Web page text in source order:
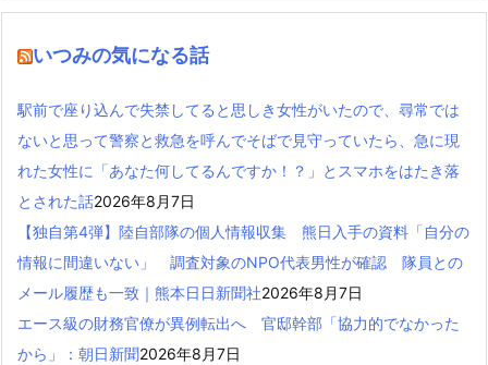
いつみの気になる話
駅前で座り込んで失禁してると思しき女性がいたので、尋常では
ないと思って警察と救急を呼んでそばで見守っていたら、急に現
れた女性に「あなた何してるんですか！？」とスマホをはたき落
とされた話2026年8月7日
【独自第4弾】陸自部隊の個人情報収集 熊日入手の資料「自分の
情報に間違いない」 調査対象のNPO代表男性が確認 隊員との
メール履歴も一致｜熊本日日新聞社2026年8月7日
エース級の財務官僚が異例転出へ 官邸幹部「協力的でなかった
から」：朝日新聞2026年8月7日